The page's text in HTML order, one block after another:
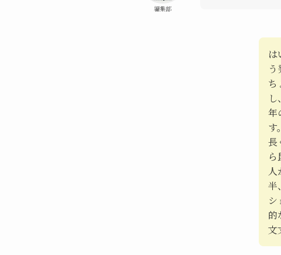
編集部
は
ち
年
す
長
半
シ
的
文